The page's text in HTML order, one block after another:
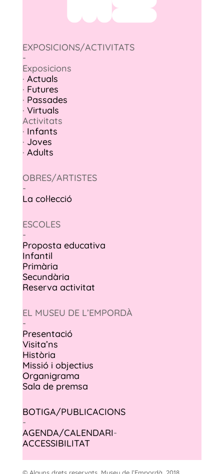
EXPOSICIONS/ACTIVITATS
-
Exposicions
· Actuals
· Futures
· Passades
· Virtuals
Activitats
· Infants
· Joves
· Adults
OBRES/ARTISTES
-
La col·lecció
ESCOLES
-
Proposta educativa
Infantil
Primària
Secundària
Reserva activitat
EL MUSEU DE L’EMPORDÀ
-
Presentació
Visita’ns
Història
Missió i objectius
Organigrama
Sala de premsa
BOTIGA/PUBLICACIONS
-
AGENDA/CALENDARI-
ACCESSIBILITAT